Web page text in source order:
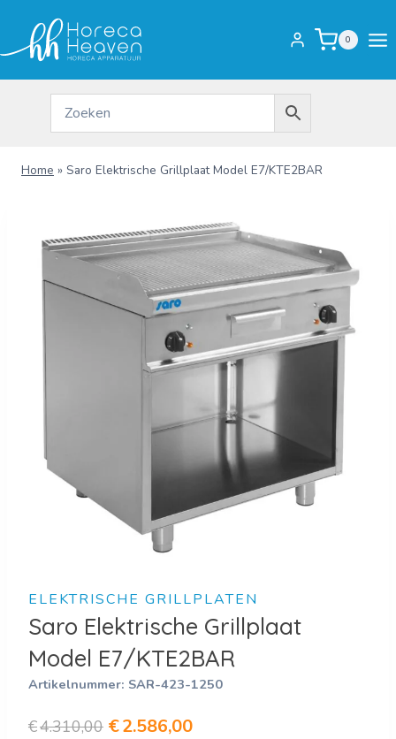
inhoud
0
Home » Saro Elektrische Grillplaat Model E7/KTE2BAR
ELEKTRISCHE GRILLPLATEN
Saro Elektrische Grillplaat
Model E7/KTE2BAR
Artikelnummer: SAR-423-1250
€4.310,00 Oorspronkelijke
€2.586,00Huidige